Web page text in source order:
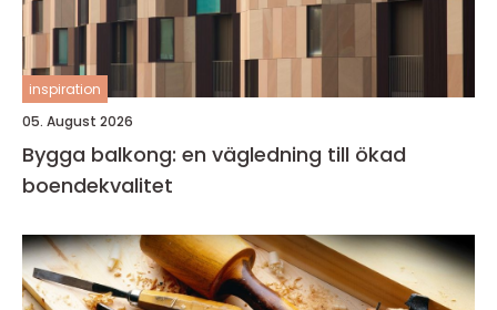
inspiration
05. August 2026
Bygga balkong: en vägledning till ökad
boendekvalitet